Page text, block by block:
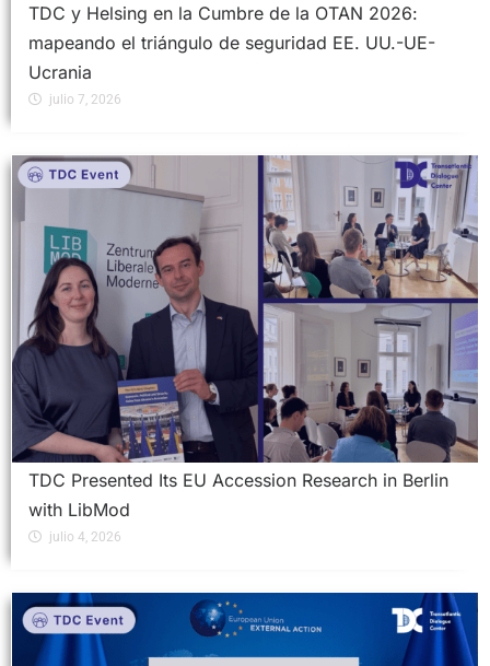
TDC y Helsing en la Cumbre de la OTAN 2026:
mapeando el triángulo de seguridad EE. UU.-UE-
Ucrania
julio 7, 2026
TDC Presented Its EU Accession Research in Berlin
with LibMod
julio 4, 2026